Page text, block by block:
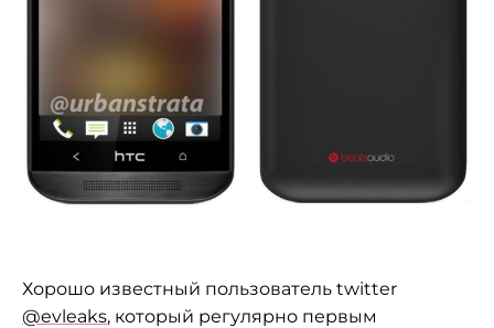
Хорошо известный пользователь twitter
@evleaks, который регулярно первым